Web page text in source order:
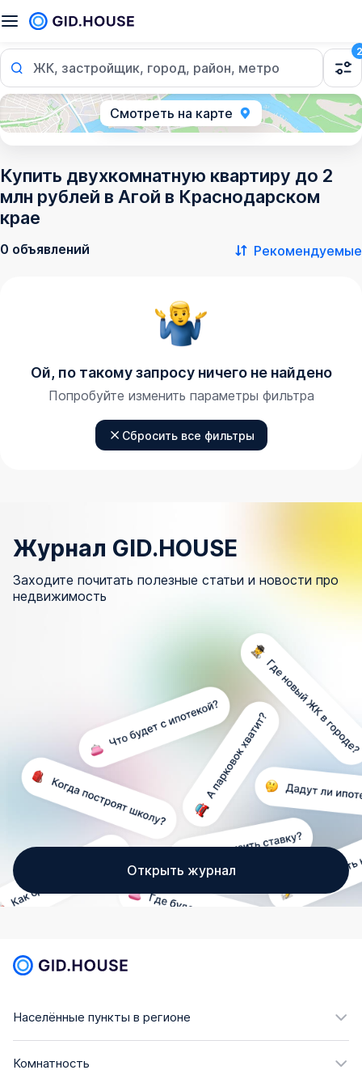
ЖК, застройщик, город, район, метро
2
Смотреть на карте
Купить двухкомнатную квартиру до 2
млн рублей в Агой в Краснодарском
крае
0 объявлений Рекомендуемые
Ой, по такому запросу ничего не найдено
Попробуйте изменить параметры фильтра
Сбросить все фильтры
Журнал GID.HOUSE
Заходите почитать полезные статьи и новости про
недвижимость
Открыть журнал
Населённые пункты в регионе
Комнатность